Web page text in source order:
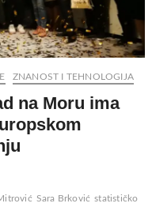
ZNANOST I TEHNOLOGIJA
na Moru ima
Sara Brković statističko